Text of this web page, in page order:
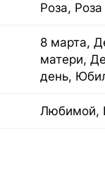
Роза, Роза
8 марта,
матери,
день,
Любимой,